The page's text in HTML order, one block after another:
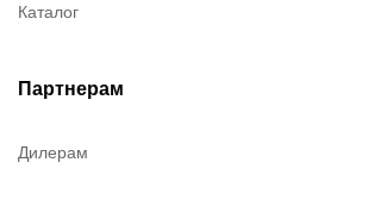
Каталог
Партнерам
Дилерам